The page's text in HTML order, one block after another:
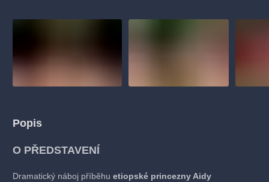
Popis
O PŘEDSTAVENÍ
Dramatický náboj příběhu etiopské princezny Aidy